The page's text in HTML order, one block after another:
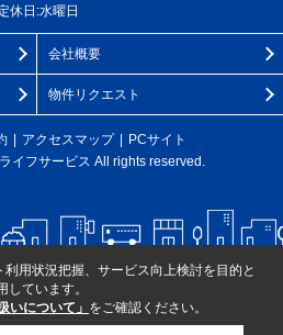
休日:水曜日
会社概要
物件リクエスト
アクセスマップ
PCサイト
イフサービス All rights reserved.
用状況把握、サービス向上検討を目的と
ています。
いについて」 をご確認ください。